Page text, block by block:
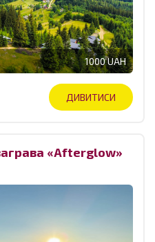
1000 UAH
ДИВИТИСИ
«Afterglow»